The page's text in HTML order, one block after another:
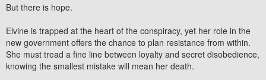
But there is hope.
Elvine is trapped at the heart of the conspiracy, yet her role in the
new government offers the chance to plan resistance from within.
She must tread a fine line between loyalty and secret disobedience,
knowing the smallest mistake will mean her death.